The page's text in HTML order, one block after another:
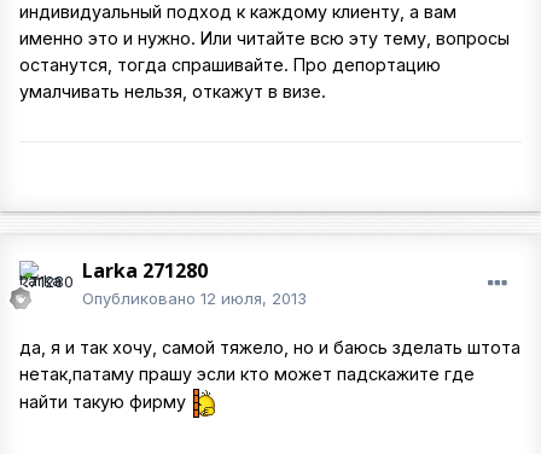
индивидуальный подход к каждому клиенту, а вам
именно это и нужно. Или читайте всю эту тему, вопросы
останутся, тогда спрашивайте. Про депортацию
умалчивать нельзя, откажут в визе.
Larka 271280
Опубликовано 12 июля, 2013
да, я и так хочу, самой тяжело, но и баюсь зделать штота
нетак,патаму прашу эсли кто может падскажите где
найти такую фирму